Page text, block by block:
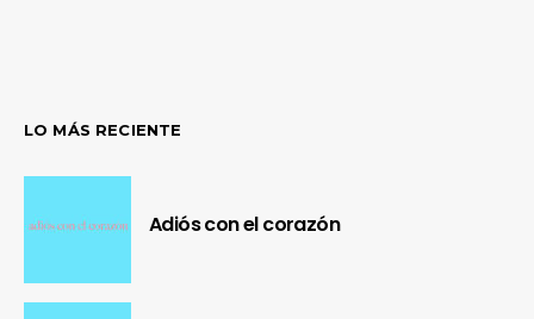
LO MÁS RECIENTE
Adiós con el corazón